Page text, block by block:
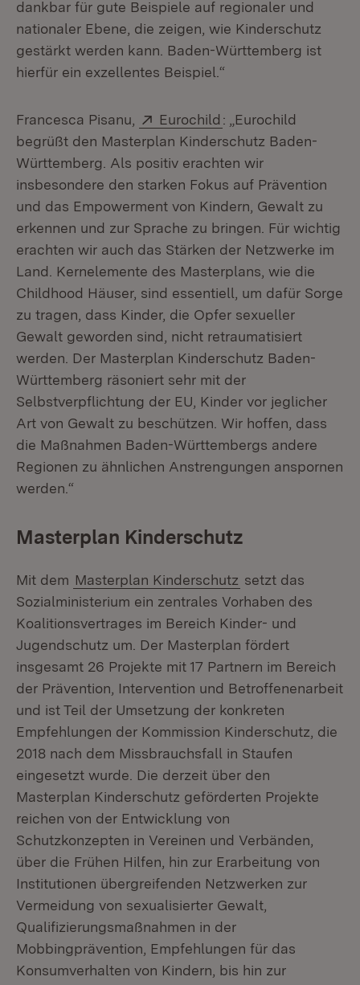
dankbar für gute Beispiele auf regionaler und
nationaler Ebene, die zeigen, wie Kinderschutz
gestärkt werden kann. Baden-Württemberg ist
hierfür ein exzellentes Beispiel.“
Francesca Pisanu, Extern:
Eurochild (Öffnet in neuem
: „Eurochild
begrüßt den Masterplan Kinderschutz Baden-
Württemberg. Als positiv erachten wir
insbesondere den starken Fokus auf Prävention
und das Empowerment von Kindern, Gewalt zu
erkennen und zur Sprache zu bringen. Für wichtig
erachten wir auch das Stärken der Netzwerke im
Land. Kernelemente des Masterplans, wie die
Childhood Häuser, sind essentiell, um dafür Sorge
zu tragen, dass Kinder, die Opfer sexueller
Gewalt geworden sind, nicht retraumatisiert
werden. Der Masterplan Kinderschutz Baden-
Württemberg räsoniert sehr mit der
Selbstverpflichtung der EU, Kinder vor jeglicher
Art von Gewalt zu beschützen. Wir hoffen, dass
die Maßnahmen Baden-Württembergs andere
Regionen zu ähnlichen Anstrengungen anspornen
werden.“
Masterplan Kinderschutz
Mit dem Masterplan Kinderschutz setzt das
Sozialministerium ein zentrales Vorhaben des
Koalitionsvertrages im Bereich Kinder- und
Jugendschutz um. Der Masterplan fördert
insgesamt 26 Projekte mit 17 Partnern im Bereich
der Prävention, Intervention und Betroffenenarbeit
und ist Teil der Umsetzung der konkreten
Empfehlungen der Kommission Kinderschutz, die
2018 nach dem Missbrauchsfall in Staufen
eingesetzt wurde. Die derzeit über den
Masterplan Kinderschutz geförderten Projekte
reichen von der Entwicklung von
Schutzkonzepten in Vereinen und Verbänden,
über die Frühen Hilfen, hin zur Erarbeitung von
Institutionen übergreifenden Netzwerken zur
Vermeidung von sexualisierter Gewalt,
Qualifizierungsmaßnahmen in der
Mobbingprävention, Empfehlungen für das
Konsumverhalten von Kindern, bis hin zur